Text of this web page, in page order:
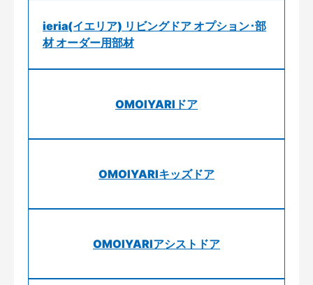
ieria(イエリア) リビングドア オプション･部
材 オーダー用部材
OMOIYARIドア
OMOIYARIキッズドア
OMOIYARIアシストドア